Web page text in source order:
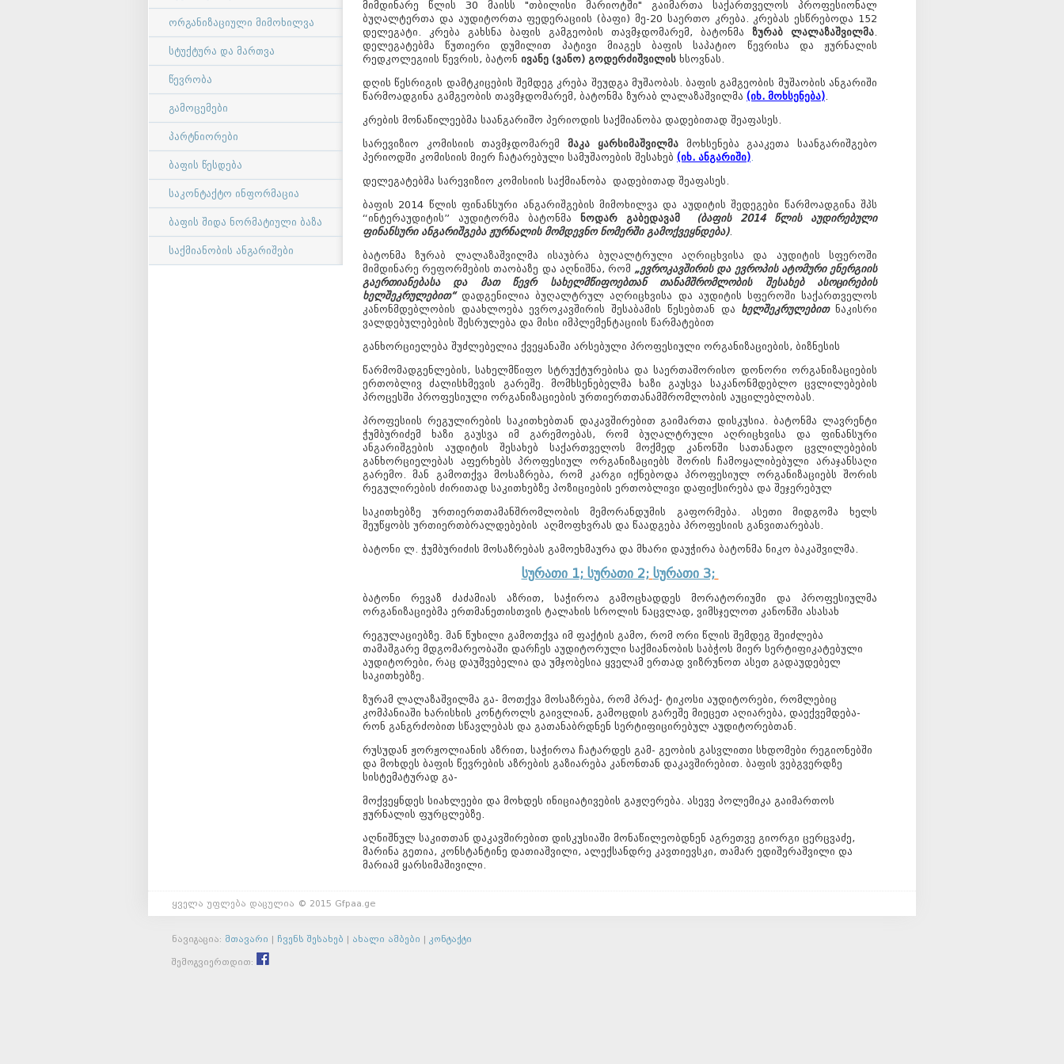
ორგანიზაციული მიმოხილვა
სტუქტურა და მართვა
წევრობა
გამოცემები
პარტნიორები
ბაფის წესდება
საკონტაქტო ინფორმაცია
ბაფის შიდა ნორმატიული ბაზა
საქმიანობის ანგარიშები
მიმდინარე წლის 30 მაისს "თბილისი მარიოტში" გაიმართა საქართველოს პროფესიონალ
ბუღალტერთა და აუდიტორთა ფედერაციის (ბაფი) მე-20 საერთო კრება. კრებას ესწრებოდა 152
დელეგატი. კრება გახსნა ბაფის გამგეობის თავმჯდომარემ, ბატონმა ზურაბ ლალაზაშვილმა.
დელეგატებმა წუთიერი დუმილით პატივი მიაგეს ბაფის საპატიო წევრისა და ჟურნალის
რედკოლეგიის წევრის, ბატონ ივანე (ვანო) გოდერძიშვილის ხსოვნას.
დღის წესრიგის დამტკიცების შემდეგ კრება შეუდგა მუშაობას. ბაფის გამგეობის მუშაობის ანგარიში
წარმოადგინა გამგეობის თავმჯდომარემ, ბატონმა ზურაბ ლალაზაშვილმა (იხ. მოხსენება).
კრების მონაწილეებმა საანგარიშო პერიოდის საქმიანობა დადებითად შეაფასეს.
სარევიზიო კომისიის თავმჯდომარემმაკა ყარსიმაშვილმამოხსენება გააკეთა საანგარიშგებო
პერიოდში კომისიის მიერ ჩატარებული სამუშაოების შესახებ (იხ. ანგარიში).
დელეგატებმა სარევიზიო კომისიის საქმიანობა დადებითად შეაფასეს.
ბაფის 2014 წლის ფინანსური ანგარიშგების მიმოხილვა და აუდიტის შედეგები წარმოადგინა შპს
“ინტერაუდიტის” აუდიტორმა ბატონმა ნოდარ გაბედავამ (ბაფის 2014 წლის აუდირებული
ფინანსური ანგარიშგება ჟურნალის მომდევნო ნომერში გამოქვეყნდება).
ბატონმა ზურაბ ლალაზაშვილმა ისაუბრა ბუღალტრული აღრიცხვისა და აუდიტის სფეროში
მიმდინარე რეფორმების თაობაზე და აღნიშნა, რომ „ევროკავშირის და ევროპის ატომური ენერგიის
გაერთიანებასა და მათ წევრ სახელმწიფოებთან თანამშრომლობის შესახებ ასოცირების
ხელშეკრულებით“დადგენილია ბუღალტრულ აღრიცხვისა და აუდიტის სფეროში საქართველოს
კანონმდებლობის დაახლოება ევროკავშირის შესაბამის წესებთან და ხელშეკრულებითნაკისრი
ვალდებულებების შესრულება და მისი იმპლემენტაციის წარმატებით
განხორციელება შუძლებელია ქვეყანაში არსებული პროფესიული ორგანიზაციების, ბიზნესის
წარმომადგენლების, სახელმწიფო სტრუქტურებისა და საერთაშორისო დონორი ორგანიზაციების
ერთობლივ ძალისხმევის გარეშე. მომხსენებელმა ხაზი გაუსვა საკანონმდებლო ცვლილებების
პროცესში პროფესიული ორგანიზაციების ურთიერთთანამშრომლობის აუცილებლობას.
პროფესიის რეგულირების საკითხებთან დაკავშირებით გაიმართა დისკუსია. ბატონმა ლავრენტი
ჭუმბურიძემ ხაზი გაუსვა იმ გარემოებას, რომ ბუღალტრული აღრიცხვისა და ფინანსური
ანგარიშგების აუდიტის შესახებ საქართველოს მოქმედ კანონში სათანადო ცვლილებების
განხორციელებას აფერხებს პროფესიულ ორგანიზაციებს შორის ჩამოყალიბებული არაჯანსაღი
გარემო. მან გამოთქვა მოსაზრება, რომ კარგი იქნებოდა პროფესიულ ორგანიზაციებს შორის
რეგულირების ძირითად საკითხებზე პოზიციების ერთობლივი დაფიქსირება და შეჯერებულ
საკითხებზე ურთიერთთამანშრომლობის მემორანდუმის გაფორმება. ასეთი მიდგომა ხელს
შეუწყობს ურთიერთბრალდებების აღმოფხვრას და წაადგება პროფესიის განვითარებას.
ბატონი ლ. ჭუმბურიძის მოსაზრებას გამოეხმაურა და მხარი დაუჭირა ბატონმა ნიკო ბაკაშვილმა.
სურათი 1; სურათი 2; სურათი 3;
ბატონი რევაზ ძაძამიას აზრით, საჭიროა გამოცხადდეს მორატორიუმი და პროფესიულმა
ორგანიზაციებმა ერთმანეთისთვის ტალახის სროლის ნაცვლად, ვიმსჯელოთ კანონში ასასახ
რეგულაციებზე. მან წუხილი გამოთქვა იმ ფაქტის გამო, რომ ორი წლის შემდეგ შეიძლება
თამაშგარე მდგომარეობაში დარჩეს აუდიტორული საქმიანობის საბჭოს მიერ სერტიფიკატებული
აუდიტორები, რაც დაუშვებელია და უმჯობესია ყველამ ერთად ვიზრუნოთ ასეთ გადაუდებელ
საკითხებზე.
ზურამ ლალაზაშვილმა გა- მოთქვა მოსაზრება, რომ პრაქ- ტიკოსი აუდიტორები, რომლებიც
კომპანიაში ხარისხის კონტროლს გაივლიან, გამოცდის გარეშე მიეცეთ აღიარება, დაექვემდება-
რონ განგრძობით სწავლებას და გათანაბრდნენ სერტიფიცირებულ აუდიტორებთან.
რუსუდან ჟორჟოლიანის აზრით, საჭიროა ჩატარდეს გამ- გეობის გასვლითი სხდომები რეგიონებში
და მოხდეს ბაფის წევრების აზრების გაზიარება კანონთან დაკავშირებით. ბაფის ვებგვერდზე
სისტემატურად გა-
მოქვეყნდეს სიახლეები და მოხდეს ინიციატივების გაჟღერება. ასევე პოლემიკა გაიმართოს
ჟურნალის ფურცლებზე.
აღნიშნულ საკითთან დაკავშირებით დისკუსიაში მონაწილეობდნენ აგრეთვე გიორგი ცერცვაძე,
მარინა გეთია, კონსტანტინე დათიაშვილი, ალექსანდრე კავთიევსკი, თამარ ედიშერაშვილი და
მარიამ ყარსიმაშივილი.
ყველა უფლება დაცულია © 2015 Gfpaa.ge
ნავიგაცია: მთავარი | ჩვენს შესახებ | ახალი ამბები | კონტაქტი
შემოგვიერთდით: